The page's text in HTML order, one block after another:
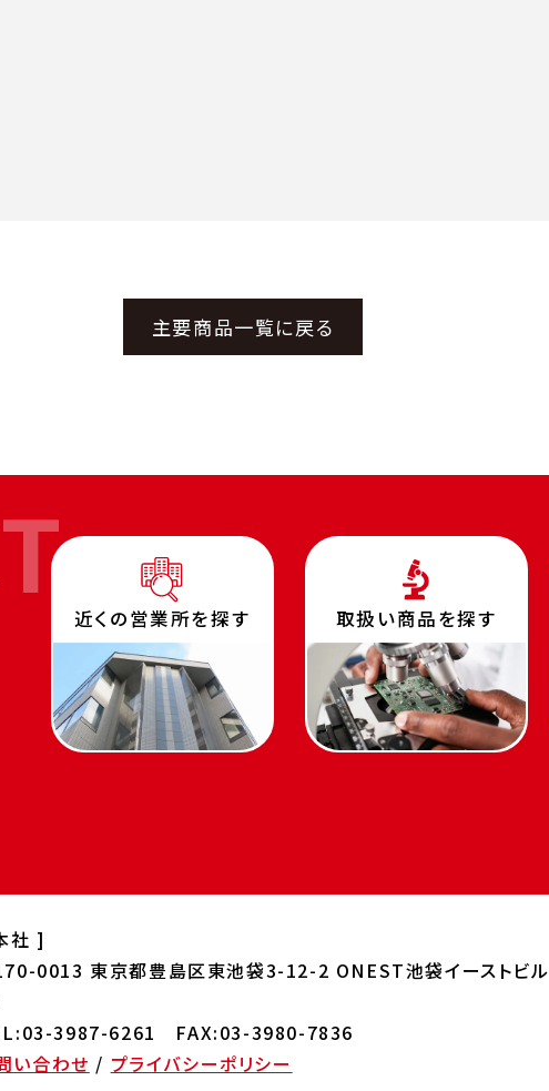
主要商品一覧に戻る
近くの営業所を探す 取扱い商品を探す
社 ]
0013 東京都豊島区東池袋3-12-2 ONEST池袋イーストビル
3987-6261 FAX:03-3980-7836
い合わせ / プライバシーポリシー